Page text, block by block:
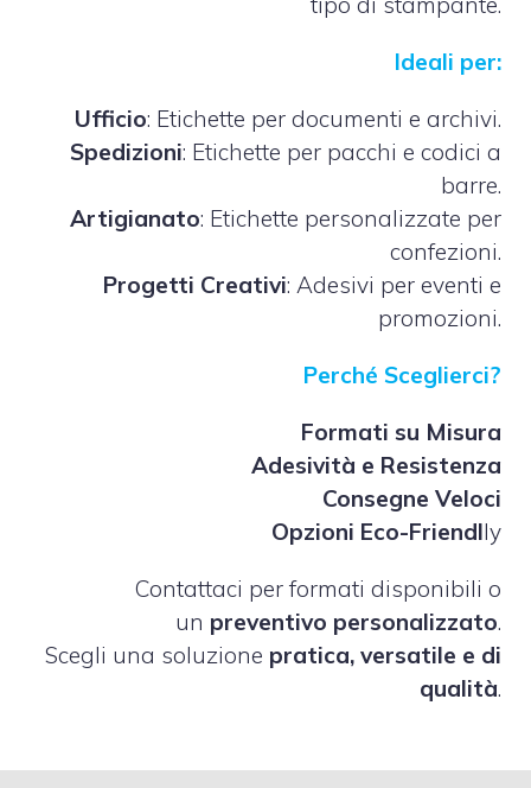
Ideali per:
Ufficio: Etichette per documenti e archivi.
Spedizioni: Etichette per pacchi e codici a
barre.
Artigianato: Etichette personalizzate per
confezioni.
Progetti Creativi: Adesivi per eventi e
promozioni.
Perché Sceglierci?
Formati su Misura
Adesività e Resistenza
Consegne Veloci
Opzioni Eco-Friendlly
Contattaci per formati disponibili o
un preventivo personalizzato.
Scegli una soluzione pratica, versatile e di
qualità.